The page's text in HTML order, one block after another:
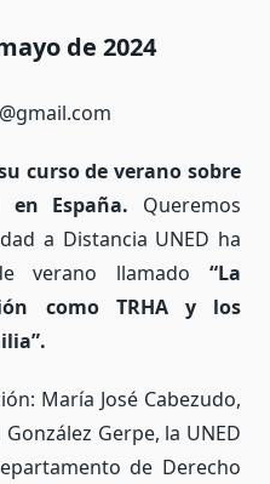
de 2024
curso de verano sobre
España. Queremos
a Distancia UNED ha
verano llamado “La
como TRHA y los
María José Cabezudo,
Gerpe, la UNED
de Derecho